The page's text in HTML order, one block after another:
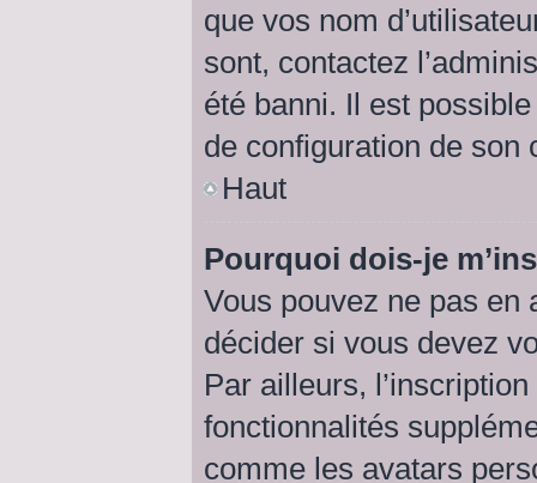
que vos nom
sont, contactez
été banni. Il est
de configuration de son
Haut
Pourquoi dois-je
Vous pouvez ne pas en
décider si vous devez
Par ailleurs,
fonctionnalités
comme les avatars